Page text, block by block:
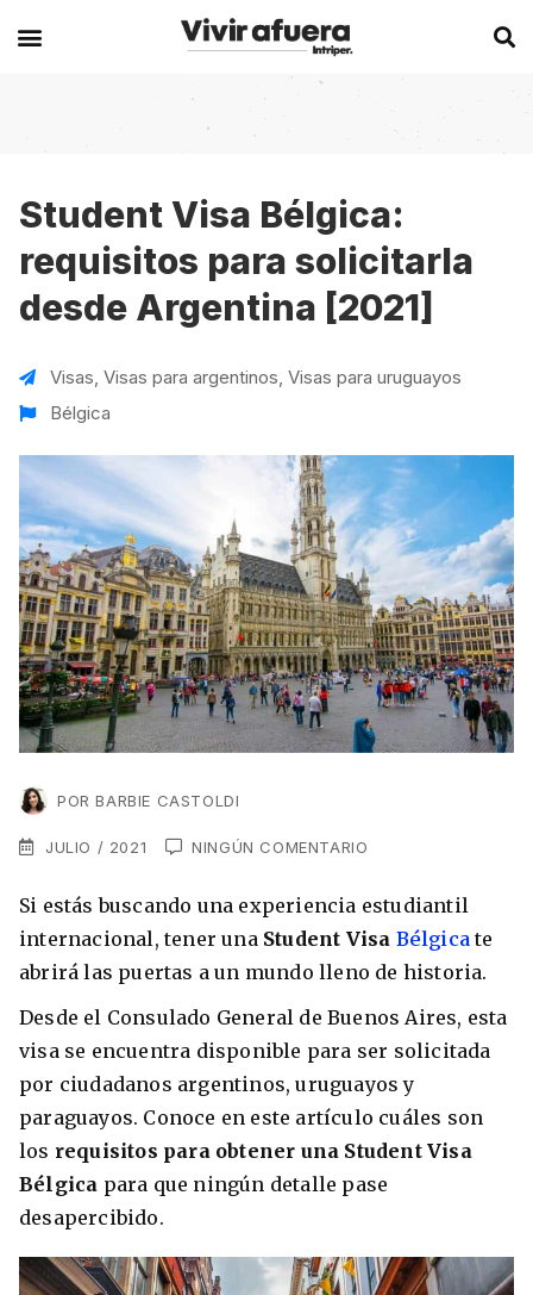
Secciones
Becas
Historias de viajeros
Intercambios
Work
Working Holidays
Lo último sobre intercambios
Los países que más innovan en el campo
digital
Europa
Alemania
Bélgica
Chipre
Italia
Malta
Reino Unido
Suecia
Asia
Corea del Sur
Japón
Oceanía
Australia
Nueva Zelanda
América
Brasil
Canadá
Estados Unidos
Experiencias en el extranjero
Australia
Canadá
España
VER TODAS LAS EXPERIENCIAS
Estudia un Máster de Marketing en Madrid
Estudia Inglés frente al Mediterráneo
Síguenos en las redes
Suscríbete a nuestro
Recibe toda la info que necesitas para
vivir afuera.
He leído y acepto los Términos y
Condiciones
ENVIAR
Student Visa Bélgica:
requisitos para solicitarla
desde Argentina [2021]
Visas, Visas para argentinos, Visas para uruguayos
Bélgica
POR BARBIE CASTOLDI
JULIO / 2021 NINGÚN COMENTARIO
Si estás buscando una experiencia estudiantil
internacional, tener unaStudent Visa Bélgicate
abrirá las puertas a un mundo lleno de historia.
Desde el Consulado General de Buenos Aires, esta
visa se encuentra disponible para ser solicitada
por ciudadanos argentinos, uruguayos y
paraguayos. Conoce en este artículo cuáles son
los requisitos para obtener una Student Visa
Bélgica para que ningún detalle pase
desapercibido.